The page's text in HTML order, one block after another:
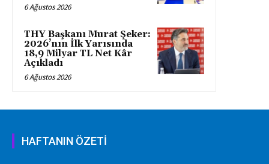
6 Ağustos 2026
THY Başkanı Murat Şeker:
2026’nın İlk Yarısında
18,9 Milyar TL Net Kâr
Açıkladı
6 Ağustos 2026
HAFTANIN ÖZETİ